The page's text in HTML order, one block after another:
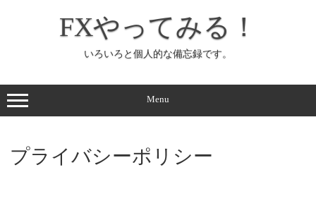
ッ
プ
FXやってみる！
いろいろと個人的な備忘録です。
Menu
プライバシーポリシー